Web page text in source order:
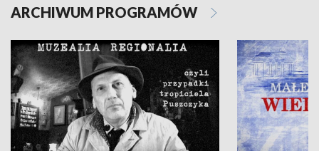
ARCHIWUM PROGRAMÓW